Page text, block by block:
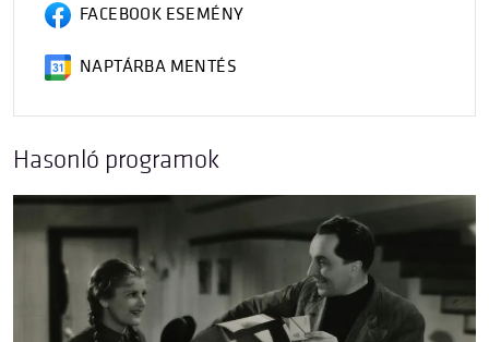
FACEBOOK ESEMÉNY
NAPTÁRBA MENTÉS
Hasonló programok